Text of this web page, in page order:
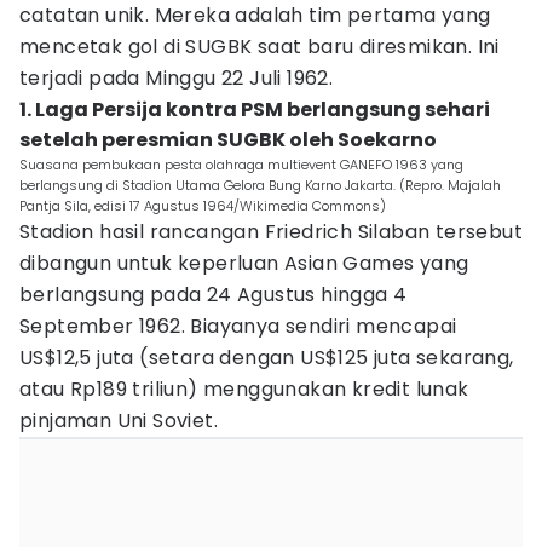
catatan unik. Mereka adalah tim pertama yang
mencetak gol di SUGBK saat baru diresmikan. Ini
terjadi pada Minggu 22 Juli 1962.
1. Laga Persija kontra PSM berlangsung sehari
setelah peresmian SUGBK oleh Soekarno
Suasana pembukaan pesta olahraga multievent GANEFO 1963 yang
berlangsung di Stadion Utama Gelora Bung Karno Jakarta. (Repro. Majalah
Pantja Sila, edisi 17 Agustus 1964/Wikimedia Commons)
Stadion hasil rancangan Friedrich Silaban tersebut
dibangun untuk keperluan Asian Games yang
berlangsung pada 24 Agustus hingga 4
September 1962. Biayanya sendiri mencapai
US$12,5 juta (setara dengan US$125 juta sekarang,
atau Rp189 triliun) menggunakan kredit lunak
pinjaman Uni Soviet.